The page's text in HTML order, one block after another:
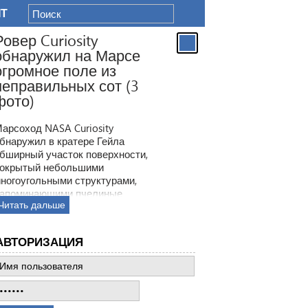
Curiosity
на Марсе
поле из
сот (3
NASA Curiosity
в кратере Гейла
участок поверхности,
небольшими
структурами,
пчелиные
Ранее ровер находил
все предыдущее такие
дальше